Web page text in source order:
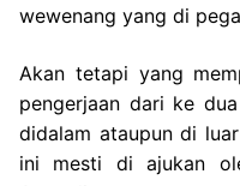
wewenang yang di
Akan tetapi yang
pengerjaan dari ke
didalam ataupun di
ini mesti di ajukan